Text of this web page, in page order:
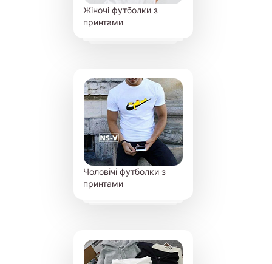
Жіночі футболки з
принтами
Чоловічі футболки з
принтами